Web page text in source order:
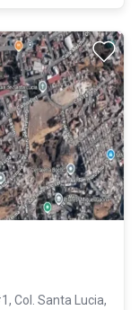
Col. Santa Lucia,